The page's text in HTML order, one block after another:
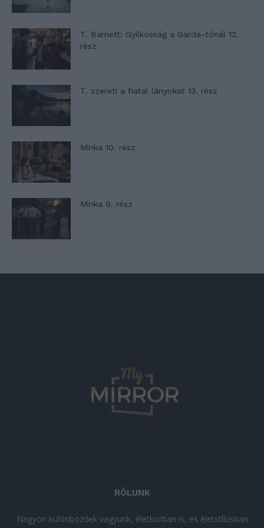
T. Barnett: Gyilkosság a Garda-tónál 12.
rész
T. szereti a fiatal lányokat 13. rész
Minka 10. rész
Minka 9. rész
RÓLUNK
Nagyon különbözőek vagyunk, életkorban is, és életstílusban